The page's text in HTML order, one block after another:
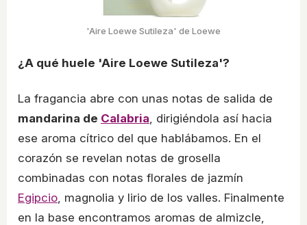
'Aire Loewe Sutileza' de Loewe
¿A qué huele 'Aire Loewe Sutileza'?
La fragancia abre con unas notas de salida de
mandarina de Calabria , dirigiéndola así hacia
ese aroma cítrico del que hablábamos. En el
corazón se revelan notas de grosella
combinadas con notas florales de jazmín
Egipcio , magnolia y lirio de los valles. Finalmente
en la base encontramos aromas de almizcle,